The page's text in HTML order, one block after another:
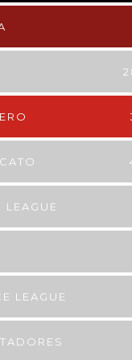
LEAGUE